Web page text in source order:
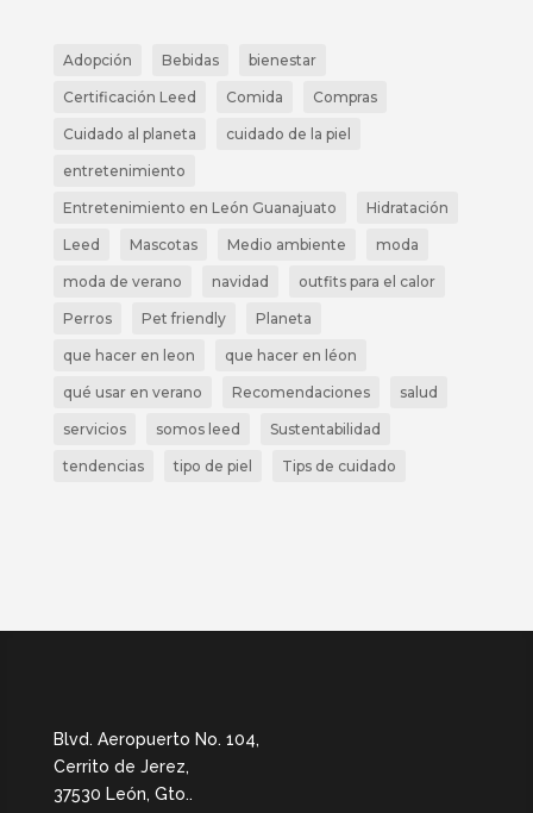
Adopción Bebidas bienestar
Certificación Leed Comida Compras
Cuidado al planeta cuidado de la piel
entretenimiento
Entretenimiento en León Guanajuato Hidratación
Leed Mascotas Medio ambiente moda
moda de verano navidad outfits para el calor
Perros Pet friendly Planeta
que hacer en leon que hacer en léon
qué usar en verano Recomendaciones salud
servicios somos leed Sustentabilidad
tendencias tipo de piel Tips de cuidado
Blvd. Aeropuerto No. 104,
Cerrito de Jerez,
37530 León, Gto..